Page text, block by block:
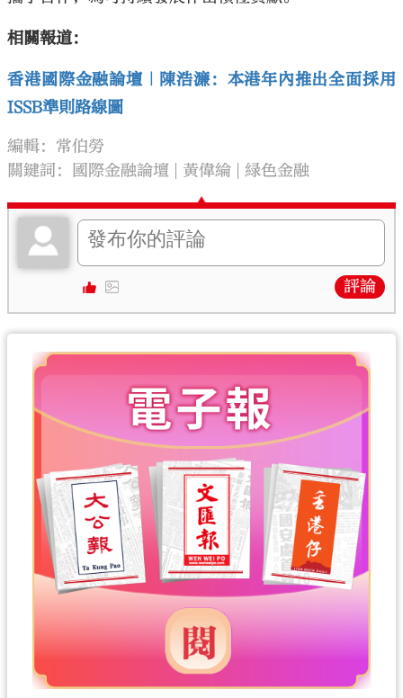
相關報道：
香港國際金融論壇｜陳浩濂：本港年內推出全面採用
ISSB準則路線圖
編輯：常伯勞
關鍵詞：
國際金融論壇 黃偉綸 緑色金融
評論